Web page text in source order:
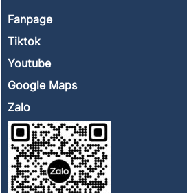
Fanpage
Tiktok
Youtube
Google Maps
Zalo